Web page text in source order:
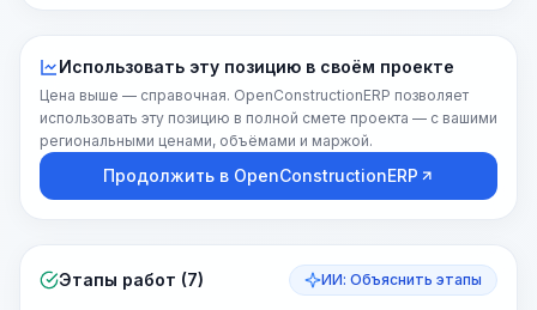
Использовать эту позицию в своём проекте
Цена выше — справочная. OpenConstructionERP позволяет
использовать эту позицию в полной смете проекта — с вашими
региональными ценами, объёмами и маржой.
Продолжить в OpenConstructionERP
Этапы работ (7) ИИ: Объяснить этапы